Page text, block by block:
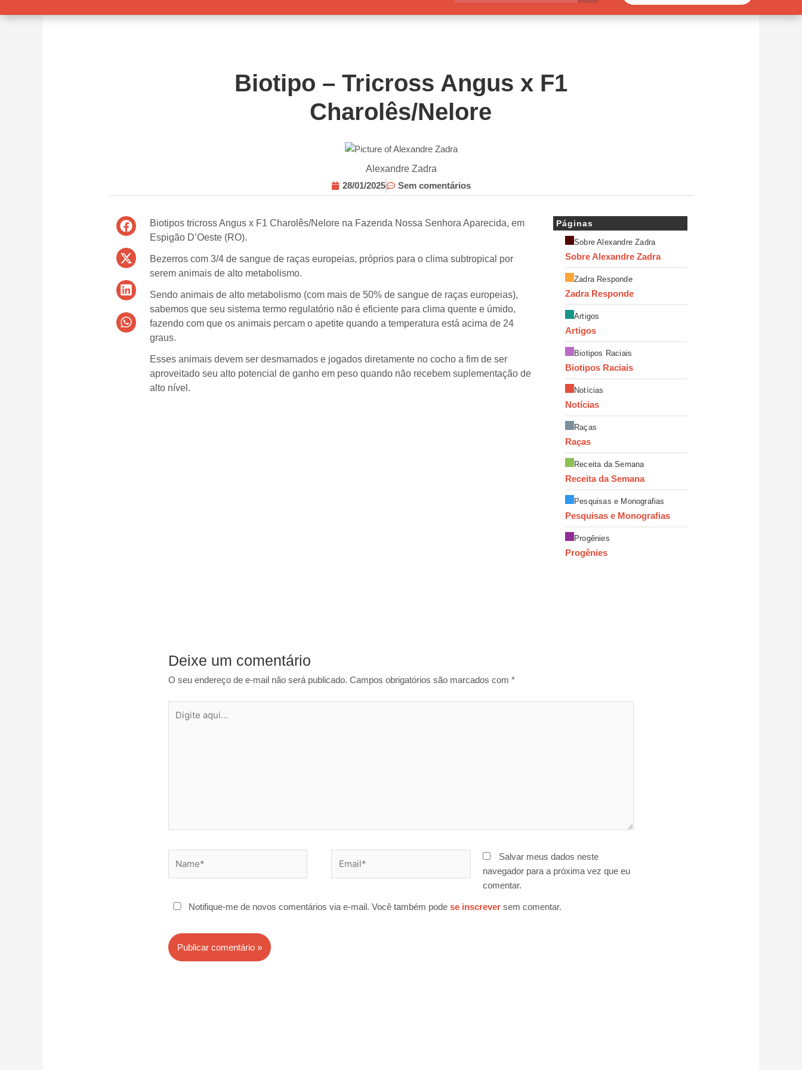
Biotipo – Tricross Angus x F1
Charolês/Nelore
Alexandre Zadra
28/01/2025
Sem comentários
Biotipos tricross Angus x F1 Charolês/Nelore na Fazenda Nossa Senhora Aparecida, em
Espigão D’Oeste (RO).
Bezerros com 3/4 de sangue de raças europeias, próprios para o clima subtropical por
serem animais de alto metabolismo.
Sendo animais de alto metabolismo (com mais de 50% de sangue de raças europeias),
sabemos que seu sistema termo regulatório não é eficiente para clima quente e úmido,
fazendo com que os animais percam o apetite quando a temperatura está acima de 24
graus.
Esses animais devem ser desmamados e jogados diretamente no cocho a fim de ser
aproveitado seu alto potencial de ganho em peso quando não recebem suplementação de
alto nível.
Páginas
Sobre Alexandre Zadra
Sobre Alexandre Zadra
Zadra Responde
Zadra Responde
Artigos
Artigos
Biotipos Raciais
Biotipos Raciais
Notícias
Notícias
Raças
Raças
Receita da Semana
Receita da Semana
Pesquisas e Monografias
Pesquisas e Monografias
Progênies
Progênies
Deixe um comentário
O seu endereço de e-mail não será publicado. Campos obrigatórios são marcados com*
aqui...
Salvar meus dados neste
navegador para a próxima vez que eu
comentar.
Notifique-me de novos comentários via e-mail. Você também podese inscrever sem comentar.